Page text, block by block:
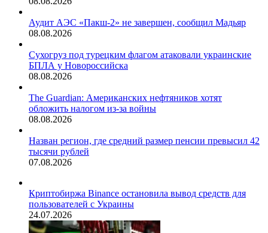
Аудит АЭС «Пакш-2» не завершен, сообщил Мадьяр
08.08.2026
Сухогруз под турецким флагом атаковали украинские
БПЛА у Новороссийска
08.08.2026
The Guardian: Американских нефтяников хотят
обложить налогом из-за войны
08.08.2026
Назван регион, где средний размер пенсии превысил 42
тысячи рублей
07.08.2026
Криптобиржа Binance остановила вывод средств для
пользователей с Украины
24.07.2026